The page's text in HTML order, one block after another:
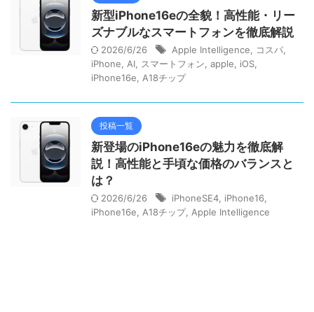
新型iPhone16eの全貌！高性能・リー
ズナブルなスマートフォンを徹底解説
2026/6/26 Apple Intelligence コスパ
iPhone
AI スマートフォン apple iOS
iPhone16e
A18チップ
投稿一覧
新登場のiPhone16eの魅力を徹底解
説！高性能と手頃な価格のバランスと
は？
2026/6/26 iPhoneSE4 iPhone16
iPhone16e
A18チップ, Apple Intelligence